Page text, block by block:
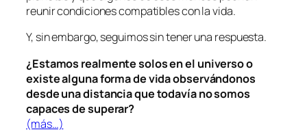
reunir condiciones compatibles con la vida.
Y, sin embargo, seguimos sin tener una respuesta.
¿Estamos realmente solos en el universo o
existe alguna forma de vida observándonos
desde una distancia que todavía no somos
capaces de superar?
(más…)